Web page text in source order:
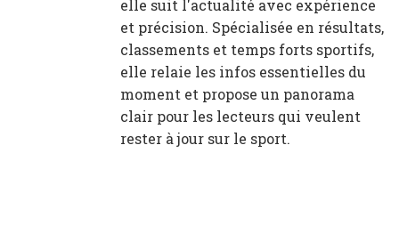
elle suit l'actualité avec expérience
et précision. Spécialisée en résultats,
classements et temps forts sportifs,
elle relaie les infos essentielles du
moment et propose un panorama
clair pour les lecteurs qui veulent
rester à jour sur le sport.